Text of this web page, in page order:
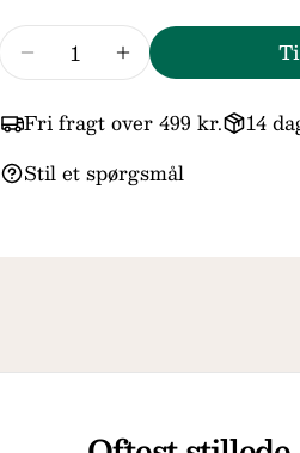
Reducer mængden for
Forøg
Fri fragt over 499 kr.
14
Stil et spørgsmål
Send